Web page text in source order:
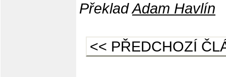
PřekladAdam Havlín
<< PŘEDCHOZÍ